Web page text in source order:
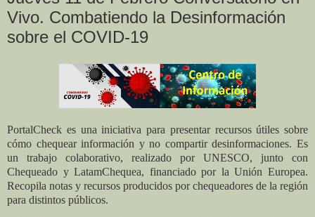
Vivo. Combatiendo la Desinformación
sobre el COVID-19
PortalCheck es una iniciativa para presentar recursos útiles sobre
cómo chequear información y no compartir desinformaciones. Es
un trabajo colaborativo, realizado por UNESCO, junto con
Chequeado y LatamChequea, financiado por la Unión Europea.
Recopila notas y recursos producidos por chequeadores de la región
para distintos públicos.